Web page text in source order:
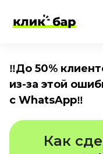
‼️До 50%
из-за этой
с WhatsApp‼️
Как